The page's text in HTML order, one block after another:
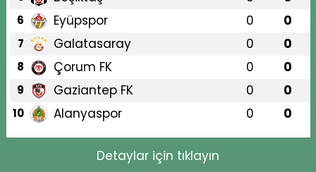
6 Eyüpspor 0 0
7 Galatasaray 0 0
8 Çorum FK 0 0
9 Gaziantep FK 0 0
10 Alanyaspor 0 0
Detaylar için tıklayın